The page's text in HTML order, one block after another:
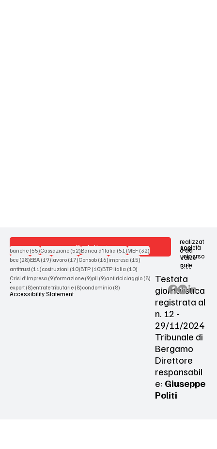
Contattaci
Terms & Conditions
Privacy Policy
Accessibility Statement
realizzat
o da
società
uniperso
nale
ARX
Value
S.r.l.
Testata
giornalistica
registrata al
n. 12 -
29/11/2024
Tribunale di
Bergamo
Direttore
responsabil
e: Giuseppe
Politi
banche (55)55 post
Cassazione (52)52 post
Banca d'Italia (51)51 post
MEF (32)32 post
bce (28)28 post
EBA (19)19 post
lavoro (17)17 post
Consob (16)16 post
impresa (15)15 post
antitrust (11)11 post
costruzioni (10)10 post
BTP (10)10 post
BTP Italia (10)10 post
Crisi d'Impresa (9)9 post
formazione (9)9 post
pil (9)9 post
antiriciclaggio (8)8 post
export (8)8 post
entrate tributarie (8)8 post
condominio (8)8 post